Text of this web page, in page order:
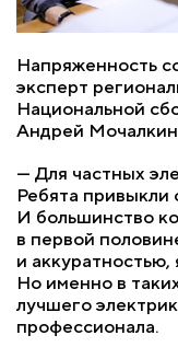
Напряженность
эксперт
Национальной
Андрей
— Для частных
Ребята привыкли
И большинство
в первой
и аккуратностью,
Но именно в
лучшего
профессионала.